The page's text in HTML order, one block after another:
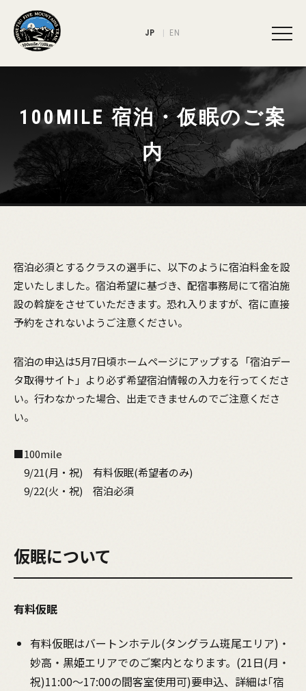
JP EN
100MILE 宿泊・仮眠のご案
内
宿泊必須とするクラスの選手に、以下のように宿泊料金を設
定いたしました。宿泊希望に基づき、配宿事務局にて宿泊施
設の斡旋をさせていただきます。恐れ入りますが、宿に直接
予約をされないようご注意ください。
宿泊の申込は5月7日頃ホームページにアップする「宿泊デー
タ取得サイト」より必ず希望宿泊情報の入力を行ってくださ
い。行わなかった場合、出走できませんのでご注意くださ
い。
■100mile
9/21(月・祝) 有料仮眠(希望者のみ)
9/22(火・祝) 宿泊必須
仮眠について
有料仮眠
有料仮眠はバートンホテル(タングラム斑尾エリア)・
妙高・黒姫エリアでのご案内となります。(21日(月・
祝)11:00～17:00の間客室使用可)要申込、詳細は｢宿